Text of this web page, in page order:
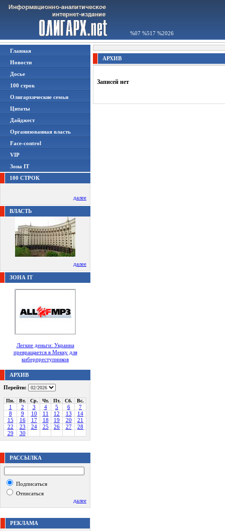
%07 %517 %2026
Главная
Новости
Досье
100 строк
Олигархические семьи
Цитаты
Дайджест
Организованная власть
Face-control
VIP
Зона IT
100 СТРОК
далее
ВЛАСТЬ
далее
ЗОНА IT
Легкие деньги: Украина
превращается в Мекку для
киберпреступников
АРХИВ
Перейти:
Пн. Вт. Ср. Чт. Пт. Сб. Вс.
1 2 3 4 5 6
7
8
9 10 11 12 13
14
15
16 17 18 19 20
21
22
23 24 25 26 27
28
29
30
РАССЫЛКА
Подписаться
Отписаться
далее
РЕКЛАМА
АРХИВ
Записей нет